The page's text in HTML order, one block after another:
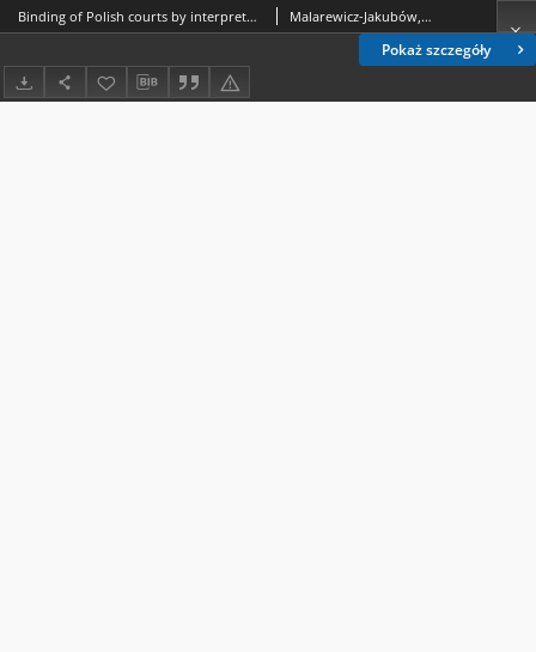
Pokaż szczegóły
Binding of Polish courts by interpretative judgments in national and European context Malarewicz-Jakubów, Agnieszka; Doliwa-Klepacka, Anna